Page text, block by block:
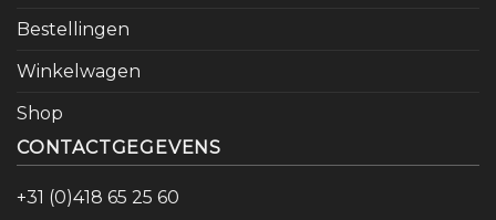
Bestellingen
Winkelwagen
Shop
CONTACTGEGEVENS
+31 (0)418 65 25 60